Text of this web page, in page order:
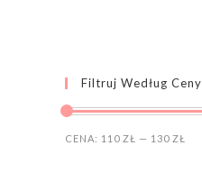
Filtruj Według Ceny
CENA: 110 ZŁ — 130 ZŁ